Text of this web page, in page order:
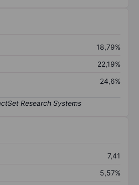
18,79%
22,19%
24,6%
7,41
5,57%